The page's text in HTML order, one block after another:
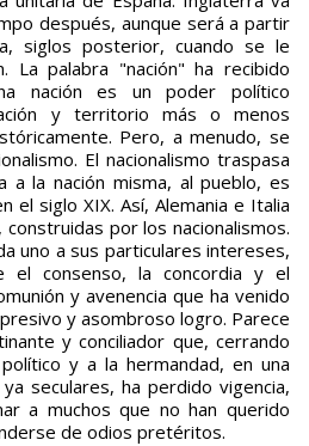
después, aunque será a partir
siglos posterior, cuando se le
La palabra "nación" ha recibido
nación es un poder político
y territorio más o menos
Pero, a menudo, se
El nacionalismo traspasa
a la nación misma, al pueblo, es
el siglo XIX. Así, Alemania e Italia
por los nacionalismos.
uno a sus particulares intereses,
el consenso, la concordia y el
y avenencia que ha venido
y asombroso logro. Parece
y conciliador que, cerrando
y a la hermandad, en una
seculares, ha perdido vigencia,
a muchos que no han querido
de odios pretéritos.